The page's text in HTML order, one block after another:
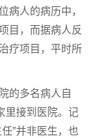
病人的病历中，
目，而据病人反
疗项目，平时所
的多名病人自
里接到医院。记
”并非医生，也